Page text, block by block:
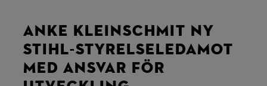
ANKE KLEINSCHMIT NY
STIHL-STYRELSELEDAMOT
MED ANSVAR FÖR